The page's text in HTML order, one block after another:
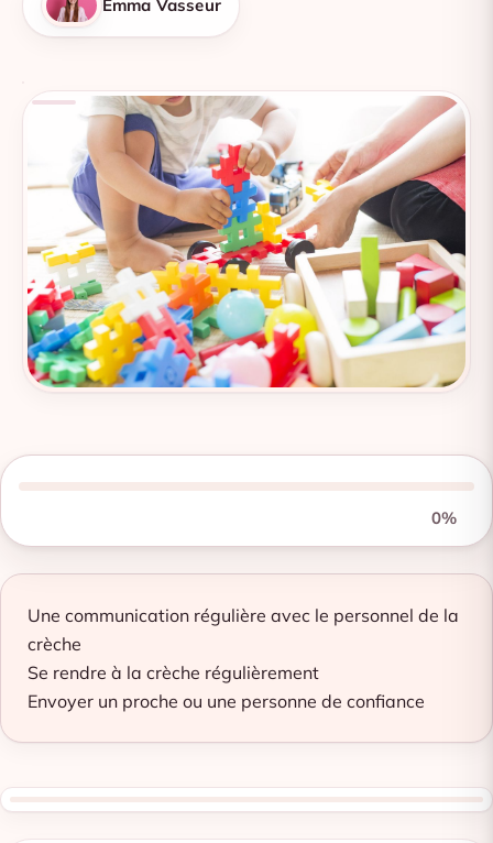
Emma Vasseur
0%
Une communication régulière avec le personnel de la
crèche
Se rendre à la crèche régulièrement
Envoyer un proche ou une personne de confiance